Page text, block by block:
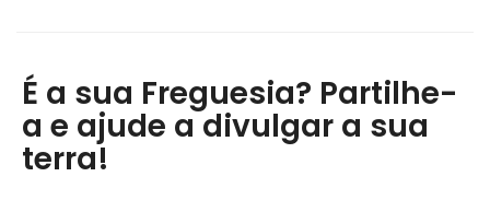
É a sua Freguesia? Partilhe-
a e ajude a divulgar a sua
terra!